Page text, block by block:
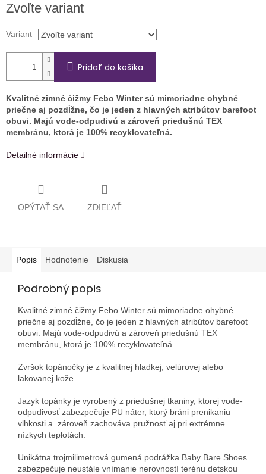
cena:
Zvoľte variant
Variant
Pridať do košíka
Kvalitné zimné čižmy Febo Winter sú mimoriadne ohybné
priečne aj pozdĺžne, čo je jeden z hlavných atribútov barefoot
obuvi. Majú vode-odpudivú a zároveň priedušnú TEX
membránu, ktorá je 100% recyklovateľná.
Detailné informácie
OPÝTAŤ SA ZDIEĽAŤ
Popis Hodnotenie Diskusia
Podrobný popis
Kvalitné zimné čižmy Febo Winter sú mimoriadne ohybné
priečne aj pozdĺžne, čo je jeden z hlavných atribútov barefoot
obuvi. Majú vode-odpudivú a zároveň priedušnú TEX
membránu, ktorá je 100% recyklovateľná.
Zvršok topánočky je z kvalitnej hladkej, velúrovej alebo
lakovanej kože.
Jazyk topánky je vyrobený z priedušnej tkaniny, ktorej vode-
odpudivosť zabezpečuje PU náter, ktorý bráni prenikaniu
vlhkosti a zároveň zachováva pružnosť aj pri extrémne
nízkych teplotách.
Unikátna trojmilimetrová gumená podrážka Baby Bare Shoes
zabezpečuje neustále vnímanie nerovností terénu detskou